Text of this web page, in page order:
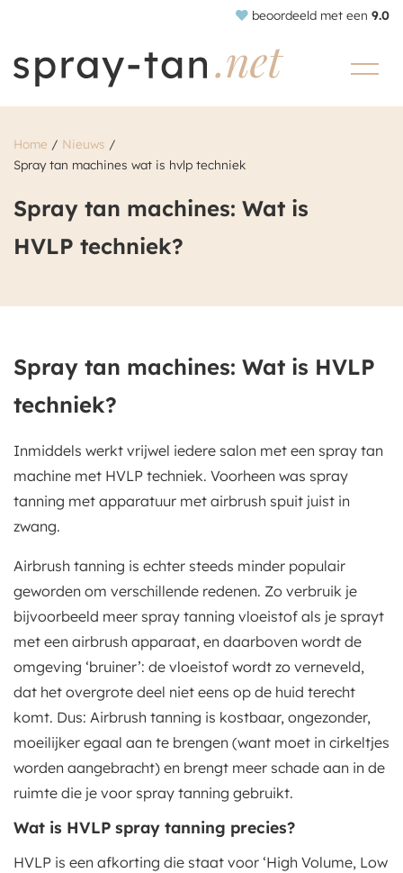
beoordeeld met een 9.0
Home / Nieuws /
Spray tan machines wat is hvlp techniek
Spray tan machines: Wat is
HVLP techniek?
Spray tan machines: Wat is HVLP
techniek?
Inmiddels werkt vrijwel iedere salon met een spray tan
machine met HVLP techniek. Voorheen was spray
tanning met apparatuur met airbrush spuit juist in
zwang.
Airbrush tanning is echter steeds minder populair
geworden om verschillende redenen. Zo verbruik je
bijvoorbeeld meer spray tanning vloeistof als je sprayt
met een airbrush apparaat, en daarboven wordt de
omgeving ‘bruiner’: de vloeistof wordt zo verneveld,
dat het overgrote deel niet eens op de huid terecht
komt. Dus: Airbrush tanning is kostbaar, ongezonder,
moeilijker egaal aan te brengen (want moet in cirkeltjes
worden aangebracht) en brengt meer schade aan in de
ruimte die je voor spray tanning gebruikt.
Wat is HVLP spray tanning precies?
HVLP is een afkorting die staat voor ‘High Volume, Low